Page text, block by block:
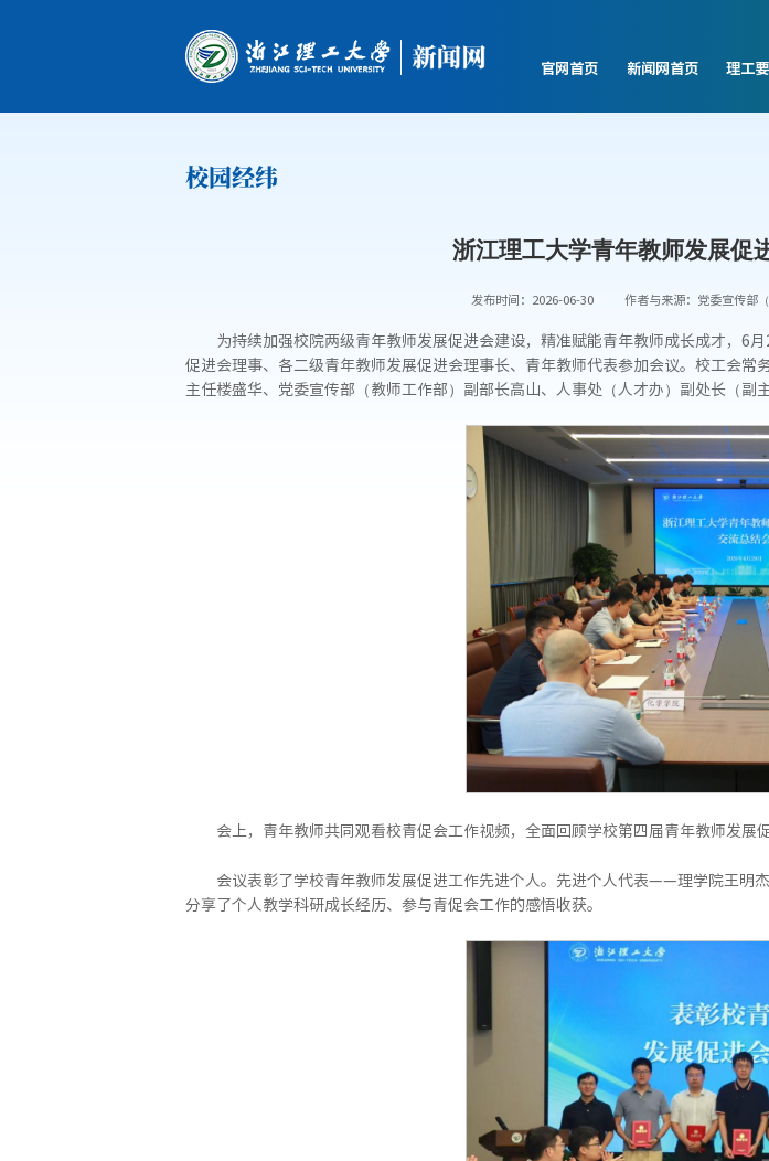
官网首页 新闻网首页 理工
校园经纬
浙江理工大学青年教师发展促
发布时间：2026-06-30 作者与来源：党委宣传部
为持续加强校院两级青年教师发展促进会建设，精准赋能青年教师成长成才，6
促进会理事、各二级青年教师发展促进会理事长、青年教师代表参加会议。校工会常
主任楼盛华、党委宣传部（教师工作部）副部长高山、人事处（人才办）副处长（副
会上，青年教师共同观看校青促会工作视频，全面回顾学校第四届青年教师发展
会议表彰了学校青年教师发展促进工作先进个人。先进个人代表——理学院王明
分享了个人教学科研成长经历、参与青促会工作的感悟收获。